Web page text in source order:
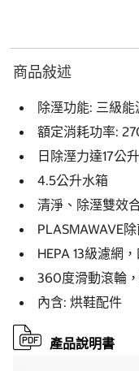
商品敍述
除溼功能: 三級
額定消耗功率:
日除溼力達17公
4.5公升水箱
清淨、除溼雙效
PLASMAWAVE
HEPA 13級濾網
360度滑動滾輪
內含: 烘鞋配件
產品說明書